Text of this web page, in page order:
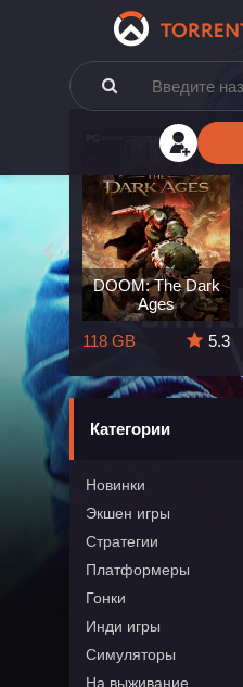
The
5.7
DOOM: The Dark
Ages
118 GB
5.3
Категории
Новинки
Экшен игры
Стратегии
Платформеры
Гонки
Инди игры
Симуляторы
На выживание